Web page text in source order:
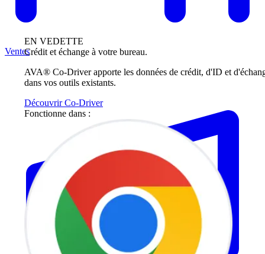
EN VEDETTE
Crédit et échange à votre bureau.
AVA® Co-Driver apporte les données de crédit, d'ID et
dans vos outils existants.
Découvrir Co-Driver
Fonctionne dans :
Ventes